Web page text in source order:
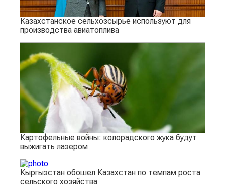
Казахстанское сельхозсырье используют для
производства авиатоплива
Картофельные войны: колорадского жука будут
выжигать лазером
Кыргызстан обошел Казахстан по темпам роста
сельского хозяйства